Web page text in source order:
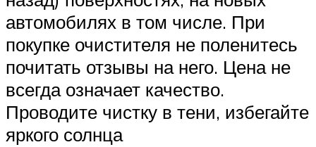
автомобилях в том числе. При
покупке очистителя не поленитесь
почитать отзывы на него. Цена не
всегда означает качество.
Проводите чистку в тени, избегайте
яркого солнца